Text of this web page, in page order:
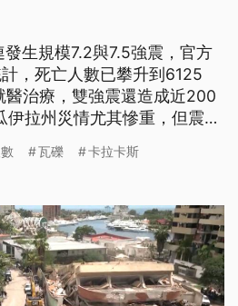
生規模7.2與7.5強震，官方
，死亡人數已攀升到6125
醫治療，雙強震還造成近200
拉州災情尤其慘重，但震後
瓦礫 卡拉卡斯